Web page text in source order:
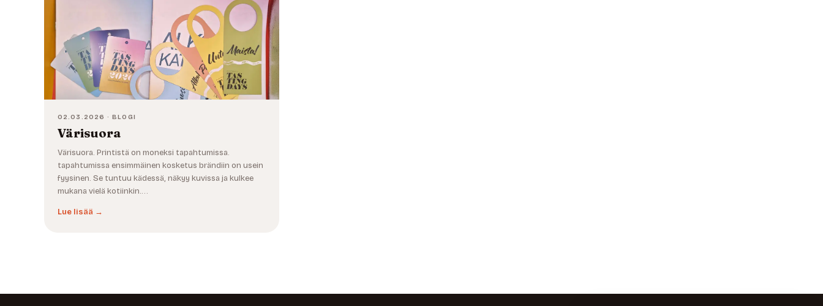
02.03.2026 · BLOGI
Värisuora
Värisuora. Printistä on moneksi tapahtumissa.
tapahtumissa ensimmäinen kosketus brändiin on usein
fyysinen. Se tuntuu kädessä, näkyy kuvissa ja kulkee
mukana vielä kotiinkin.…
Lue lisää →